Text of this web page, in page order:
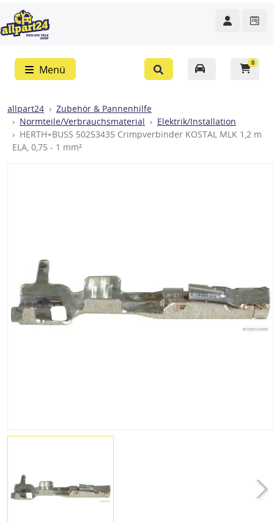
Menü
0
allpart24
Zubehör & Pannenhilfe
Normteile/Verbrauchsmaterial
Elektrik/Installation
HERTH+BUSS 50253435 Crimpverbinder KOSTAL MLK 1,2 m
ELA, 0,75 - 1 mm²